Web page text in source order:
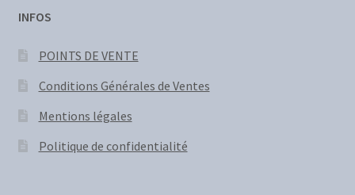
INFOS
POINTS DE VENTE
Conditions Générales de Ventes
Mentions légales
Politique de confidentialité